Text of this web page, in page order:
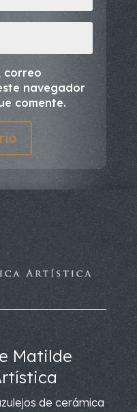
correo
navegador
comente.
Matilde
de cerámica